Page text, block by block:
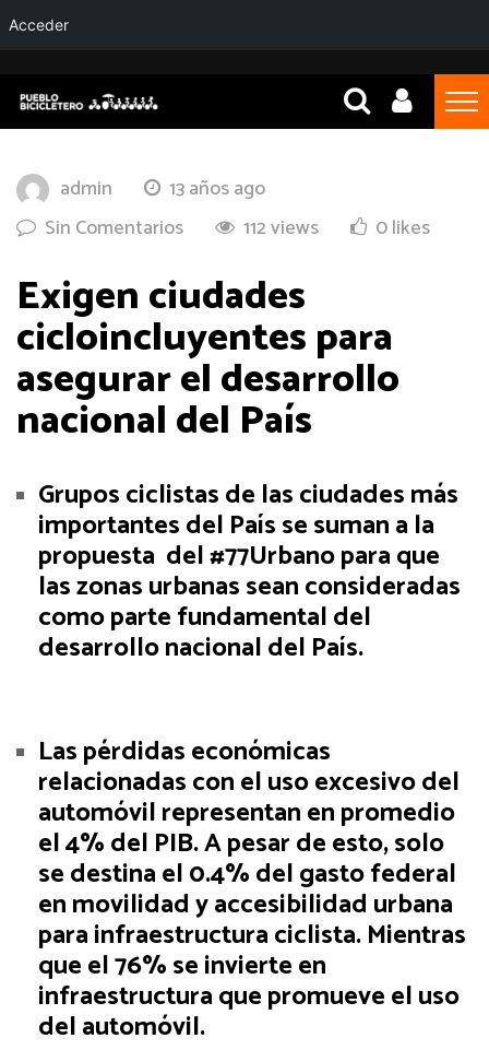
admin
13 años ago
Sin Comentarios
112 views 0 likes
Exigen ciudades
cicloincluyentes para
asegurar el desarrollo
nacional del País
Grupos ciclistas de las ciudades más
importantes del Paísse suman a la
propuesta del #77Urbano para que
las zonas urbanas sean consideradas
como parte fundamental del
desarrollo nacional del País.
Las pérdidas económicas
relacionadas con el uso excesivo del
automóvil representan en promedio
el 4% del PIB. A pesar de esto, solo
se destina el 0.4% del gasto federal
en movilidad y accesibilidad urbana
para infraestructura ciclista. Mientras
que el 76% se invierte en
infraestructura que promueve el uso
del automóvil.
Acceder